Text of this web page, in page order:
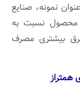
نمونه، صنایع
محصول نسبت به
انرژی برق بیشتری مصرف
همتراز